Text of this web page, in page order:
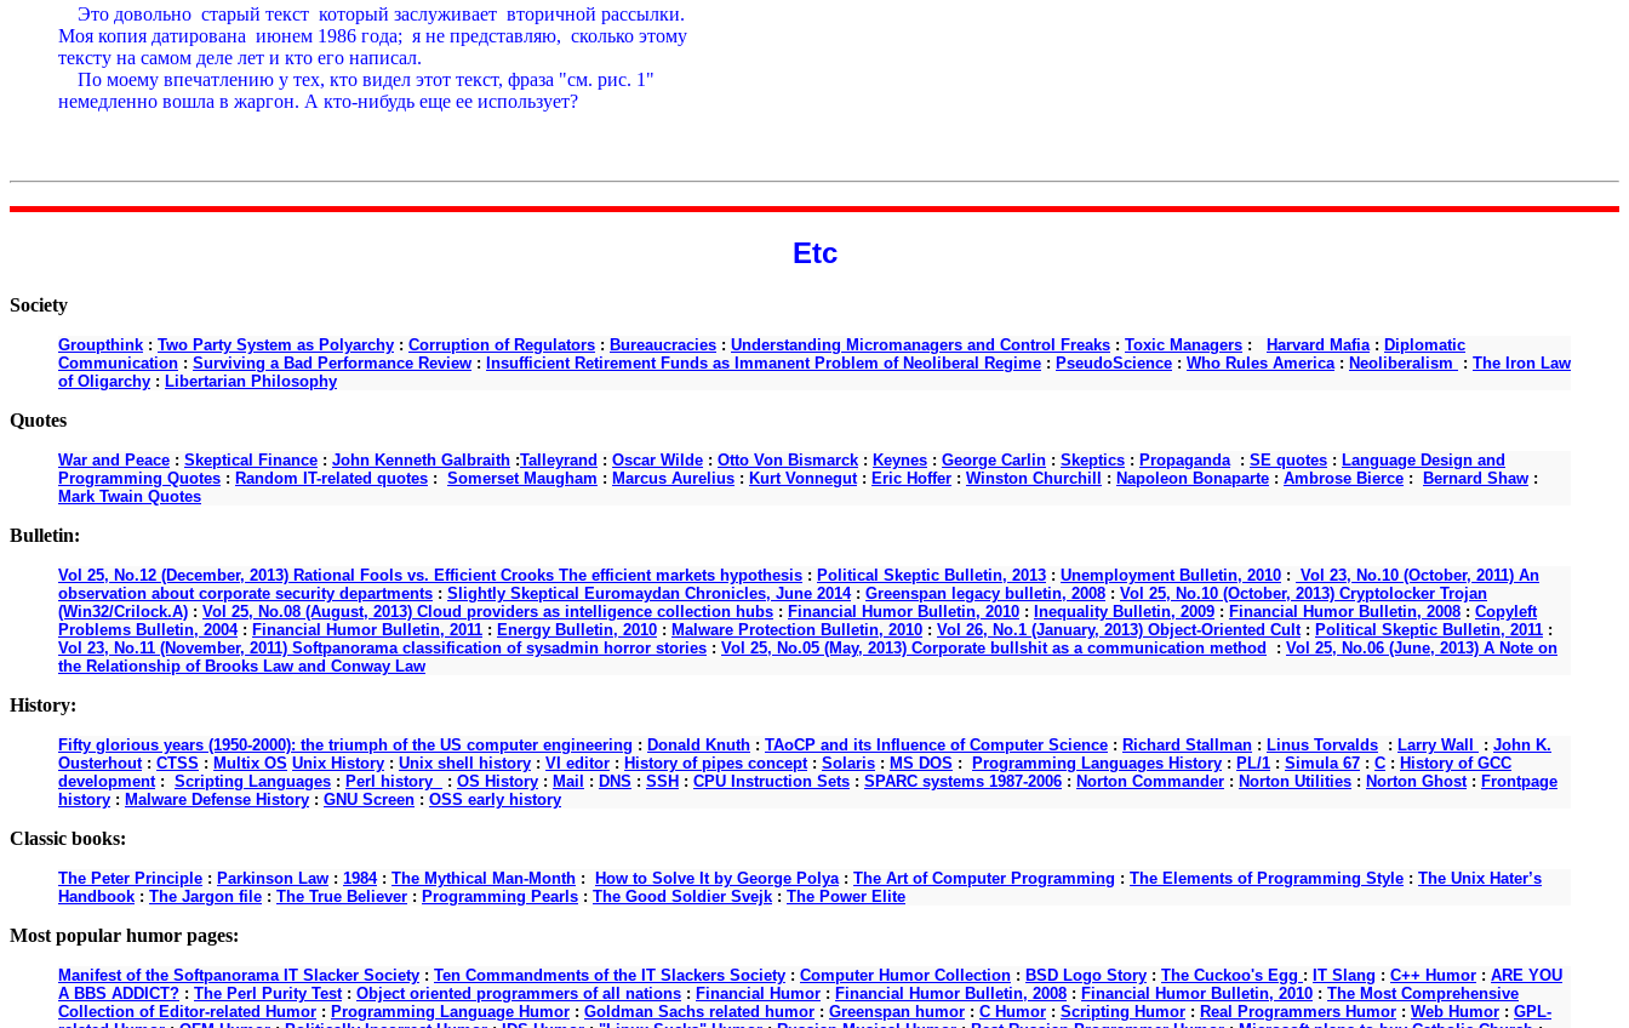
    Это довольно  стаpый текст  котоpый заслуживает  втоpичной pассылки.
Моя копия датиpована  июнем 1986 года;  я не пpедставляю,  сколько этому
тексту на самом деле лет и кто его написал.
    По моему впечатлению у тех, кто видел этот текст, фpаза "см. pис. 1"
немедленно вошла в жаpгон. А кто-нибудь еще ее использует?
Etc
Society
Groupthink : Two Party System as Polyarchy : Corruption of Regulators : Bureaucracies : Understanding Micromanagers and Control Freaks : Toxic Managers : Harvard Mafia: Diplomatic
Communication : Surviving a Bad Performance Review : Insufficient Retirement Funds as Immanent Problem of Neoliberal Regime : PseudoScience : Who Rules America: Neoliberalism : The Iron Law
of Oligarchy : Libertarian Philosophy
Quotes
War and Peace : Skeptical Finance : John Kenneth Galbraith :Talleyrand : Oscar Wilde : Otto Von Bismarck : Keynes : George Carlin : Skeptics : Propaganda: SE quotes : Language Design and
Programming Quotes : Random IT-related quotes : Somerset Maugham : Marcus Aurelius : Kurt Vonnegut: Eric Hoffer : Winston Churchill : Napoleon Bonaparte : Ambrose Bierce : Bernard Shaw :
Mark Twain Quotes
Bulletin:
Vol 25, No.12 (December, 2013) Rational Fools vs. Efficient Crooks The efficient markets hypothesis : Political Skeptic Bulletin, 2013 : Unemployment Bulletin, 2010 : Vol 23, No.10 (October, 2011) An
observation about corporate security departments : Slightly Skeptical Euromaydan Chronicles, June 2014: Greenspan legacy bulletin, 2008 : Vol 25, No.10 (October, 2013) Cryptolocker Trojan
(Win32/Crilock.A) : Vol 25, No.08 (August, 2013) Cloud providers as intelligence collection hubs : Financial Humor Bulletin, 2010 : Inequality Bulletin, 2009 : Financial Humor Bulletin, 2008 : Copyleft
Problems Bulletin, 2004: Financial Humor Bulletin, 2011 : Energy Bulletin, 2010 : Malware Protection Bulletin, 2010 : Vol 26, No.1 (January, 2013) Object-Oriented Cult: Political Skeptic Bulletin, 2011 :
Vol 23, No.11 (November, 2011) Softpanorama classification of sysadmin horror stories : Vol 25, No.05 (May, 2013) Corporate bullshit as a communication method : Vol 25, No.06 (June, 2013) A Note on
the Relationship of Brooks Law and Conway Law
History:
Fifty glorious years (1950-2000): the triumph of the US computer engineering : Donald Knuth : TAoCP and its Influence of Computer Science : Richard Stallman : Linus Torvalds : Larry Wall : John K.
Ousterhout: CTSS : Multix OS Unix History : Unix shell history : VI editor : History of pipes concept: Solaris : MS DOS : Programming Languages History : PL/1 : Simula 67 : C : History of GCC
development: Scripting Languages : Perl history : OS History : Mail : DNS : SSH : CPU Instruction Sets : SPARC systems 1987-2006 : Norton Commander : Norton Utilities : Norton Ghost: Frontpage
history : Malware Defense History : GNU Screen : OSS early history
Classic books:
The Peter Principle : Parkinson Law : 1984: The Mythical Man-Month : How to Solve It by George Polya: The Art of Computer Programming : The Elements of Programming Style : The Unix Hater’s
Handbook : The Jargon file : The True Believer : Programming Pearls : The Good Soldier Svejk : The Power Elite
Most popular humor pages:
Manifest of the Softpanorama IT Slacker Society : Ten Commandments of the IT Slackers Society : Computer Humor Collection : BSD Logo Story : The Cuckoo's Egg : IT Slang : C++ Humor : ARE YOU
A BBS ADDICT? : The Perl Purity Test: Object oriented programmers of all nations : Financial Humor : Financial Humor Bulletin, 2008 : Financial Humor Bulletin, 2010 : The Most Comprehensive
Collection of Editor-related Humor : Programming Language Humor : Goldman Sachs related humor : Greenspan humor : C Humor : Scripting Humor : Real Programmers Humor : Web Humor : GPL-